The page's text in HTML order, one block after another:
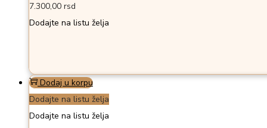
7.300,00 rsd
Dodajte na listu želja
Dodaj u korpu
Dodajte na listu želja
Dodajte na listu želja